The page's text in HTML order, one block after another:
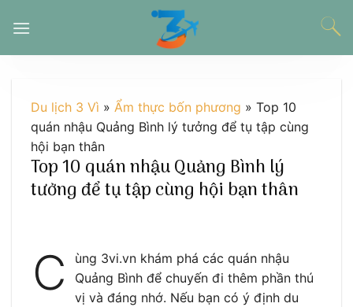
đến
Du lịch 3 Vì » Ẩm thực bốn phương » Top 10
quán nhậu Quảng Bình lý tưởng để tụ tập cùng
hội bạn thân
Top 10 quán nhậu Quảng Bình lý
tưởng để tụ tập cùng hội bạn thân
C
ùng 3vi.vn khám phá các quán nhậu
Quảng Bình để chuyến đi thêm phần thú
vị và đáng nhớ. Nếu bạn có ý định du